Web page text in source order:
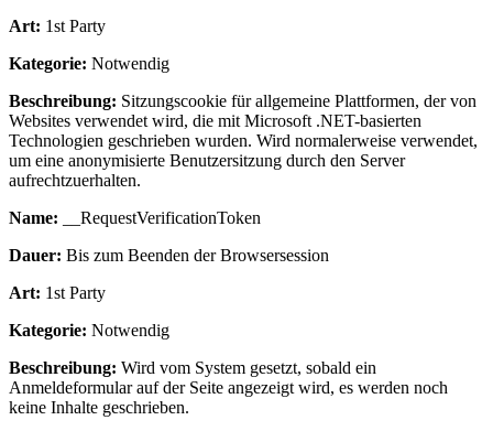
Art: 1st Party
Kategorie: Notwendig
Beschreibung: Sitzungscookie für allgemeine Plattformen, der von
Websites verwendet wird, die mit Microsoft .NET-basierten
Technologien geschrieben wurden. Wird normalerweise verwendet,
um eine anonymisierte Benutzersitzung durch den Server
aufrechtzuerhalten.
Name: __RequestVerificationToken
Dauer: Bis zum Beenden der Browsersession
Art: 1st Party
Kategorie: Notwendig
Beschreibung: Wird vom System gesetzt, sobald ein
Anmeldeformular auf der Seite angezeigt wird, es werden noch
keine Inhalte geschrieben.